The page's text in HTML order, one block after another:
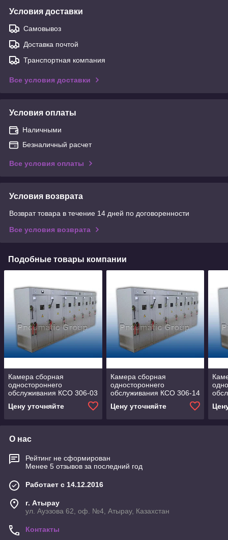
Условия доставки
Самовывоз
Доставка почтой
Транспортная компания
Все условия доставки
Условия оплаты
Наличными
Безналичный расчет
Все условия оплаты
Условия возврата
Возврат товара в течение 14 дней по договоренности
Все условия возврата
Подобные товары компании
Камера сборная
одностороннего
обслуживания КСО 306-03
линейная
Цену уточняйте
Камера сборная
одностороннего
обслуживания КСО 306-14
Цену уточняйте
О нас
Рейтинг не сформирован
Менее 5 отзывов за последний год
Работает с 14.12.2016
г. Атырау
ул. Ауэзова 62, оф. №4, Атырау, Казахстан
Контакты